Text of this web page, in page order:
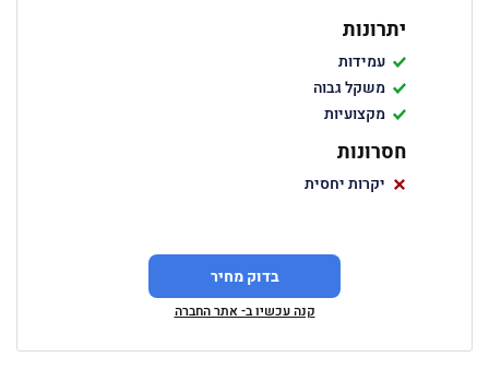
יתרונות
עמידות
משקל גבוה
מקצועיות
חסרונות
יקרות יחסית
בדוק מחיר
קנה עכשיו ב- אתר החברה